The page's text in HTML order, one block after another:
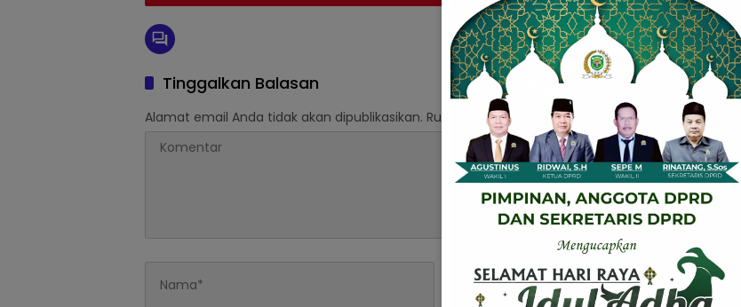
Tinggalkan Balasan
Alamat email Anda tidak akan dipublikasikan. Ruas yang wajib ditandai